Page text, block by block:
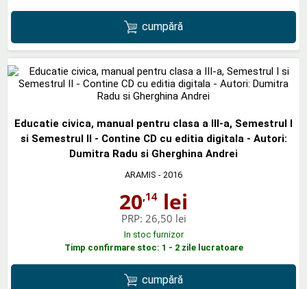
cumpără
Educatie civica, manual pentru clasa a III-a, Semestrul I
si Semestrul II - Contine CD cu editia digitala - Autori:
Dumitra Radu si Gherghina Andrei
ARAMIS - 2016
20,14 lei
PRP: 26,50 lei
In stoc furnizor
Timp confirmare stoc: 1 - 2 zile lucratoare
cumpără